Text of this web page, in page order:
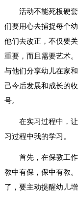
活动不能死板硬
们要用心去捕捉每个
他们去改正，不仅要
重要，而且需要艺术
与他们分享幼儿在家
己今后发展和成长的
号。
在实习过程中，
习过程中我的学习。
首先，在保教工
教中有保，保中有教
了，要主动提醒幼儿